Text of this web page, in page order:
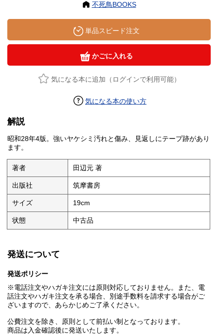
不死鳥BOOKS
単品スピード注文
かごに入れる
気になる本に追加（ログインで利用可能）
気になる本の使い方
解説
昭和28年4版。強いヤケシミ汚れと傷み、見返しにテープ跡があり
ます。
著者 田辺元 著
出版社 筑摩書房
サイズ 19cm
状態 中古品
発送について
発送ポリシー
※電話注文やハガキ注文には原則対応しておりません。また、電
話注文やハガキ注文を承る場合、別途手数料を請求する場合がご
ざいますので、あらかじめご了承ください。
公費注文を除き、原則として前払い制となっております。
商品は入金確認後に発送いたします。